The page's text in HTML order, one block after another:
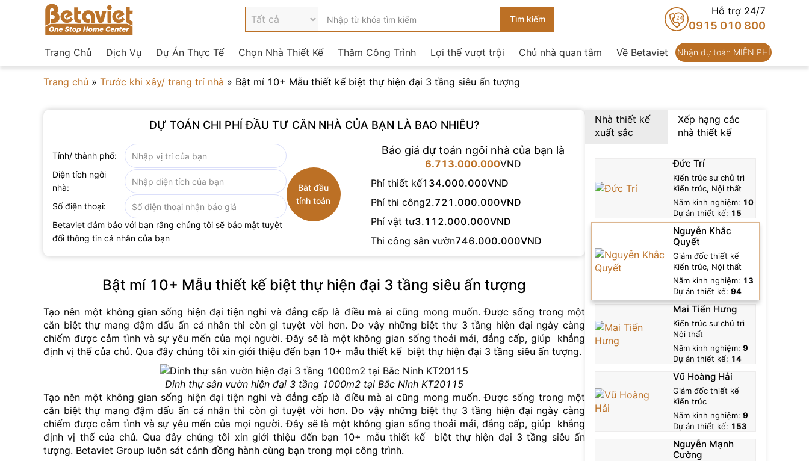
24
Hỗ trợ 24/7
0915 010 800
Trang Chủ Dịch Vụ Dự Án Thực Tế Chọn Nhà Thiết Kế Thăm Công Trình Lợi thế vượt trội Chủ nhà quan tâm Về Betaviet Nhận dự toán MIỄN PHÍ
Trang chủ » Trước khi xây/ trang trí nhà » Bật mí 10+ Mẫu thiết kế biệt thự hiện đại 3 tầng siêu ấn tượng
DỰ TOÁN CHI PHÍ ĐẦU TƯ CĂN NHÀ CỦA BẠN LÀ BAO NHIÊU?
Tỉnh/ thành phố:
Diện tích ngôi
nhà:
Số điện thoại:
Betaviet đảm bảo với bạn rằng chúng tôi sẽ bảo mật tuyệt
đối thông tin cá nhân của bạn
Báo giá dự toán ngôi nhà của bạn là
7.957.000.000VND
Phí thiết kế135.000.000VND
Phí thi công3.887.000.000VND
Phí vật tư3.050.000.000VND
Thi công sân vườn885.000.000VND
Bật mí 10+ Mẫu thiết kế biệt thự hiện đại 3 tầng siêu ấn tượng
Tạo nên một không gian sống hiện đại tiện nghi và đẳng cấp là điều mà ai cũng mong muốn. Được sống trong một
căn biệt thự mang đậm dấu ấn cá nhân thì còn gì tuyệt vời hơn. Do vậy những biệt thự 3 tầng hiện đại ngày càng
chiếm được cảm tình và sự yêu mến của mọi người. Đây sẽ là một không gian sống thoải mái, đẳng cấp, giúp khẳng
định vị thế của chủ. Qua đây chúng tôi xin giới thiệu đến bạn 10+ mẫu thiết kế biệt thự hiện đại 3 tầng siêu ấn tượng.
Dinh thự sân vườn hiện đại 3 tầng 1000m2 tại Bắc Ninh KT20115
Tạo nên một không gian sống hiện đại tiện nghi và đẳng cấp là điều mà ai cũng mong muốn. Được sống trong một
căn biệt thự mang đậm dấu ấn cá nhân thì còn gì tuyệt vời hơn. Do vậy những biệt thự 3 tầng hiện đại ngày càng
chiếm được cảm tình và sự yêu mến của mọi người. Đây sẽ là một không gian sống thoải mái, đẳng cấp, giúp khẳng
định vị thế của chủ. Qua đây chúng tôi xin giới thiệu đến bạn 10+ mẫu thiết kế biệt thự hiện đại 3 tầng siêu ấn
tượng. Betaviet Group luôn sát cánh đồng hành cùng bạn trong mọi công trình.
Đề xuất
Nguyễn Hữu Minh
: Giám đốc thiết kế Kiến trúc
Số dự án đã thực hiện: 0+
Số năm kinh nghiệm:11.
Đức Trí
Kiến trúc sư chủ trì
Kiến trúc, Nội thất
Năm kinh nghiệm: 10
Dự án thiết kế: 15
Liên hệ
Nguyễn Khắc
Quyết
Giám đốc thiết kế
Kiến trúc, Nội thất
Năm kinh nghiệm: 13
Dự án thiết kế: 94
Mai Tiến Hưng
Kiến trúc sư chủ trì
Nội thất
Năm kinh nghiệm: 9
Dự án thiết kế: 14
Vũ Hoàng Hải
Giám đốc thiết kế
Kiến trúc
Năm kinh nghiệm: 9
Dự án thiết kế: 153
Nguyễn Mạnh
Cường
Nhà thiết kế
xuất sắc
Xếp hạng các
nhà thiết kế